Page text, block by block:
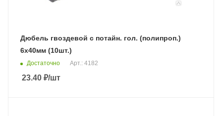
Дюбель гвоздевой с потайн. гол. (полипроп.)
6х40мм (10шт.)
Достаточно Арт.: 4182
23.40 ₽/шт